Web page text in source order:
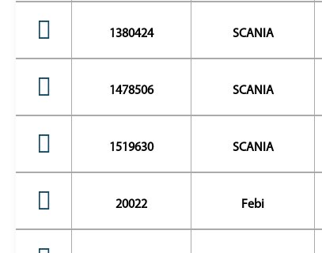
1380424 SCANIA
1478506 SCANIA
1519630 SCANIA
20022 Febi